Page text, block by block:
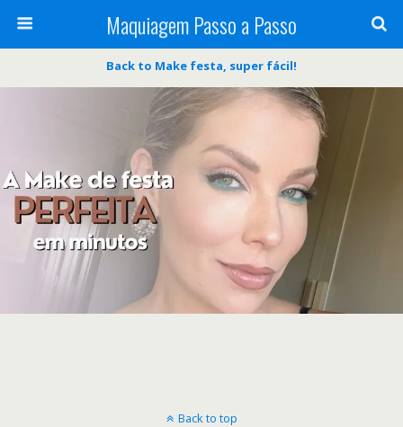
Maquiagem Passo a Passo
Back to Make festa, super fácil!
Back to top